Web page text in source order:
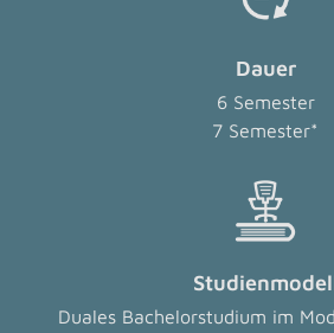
Dauer
6 Semester
7 Semester*
Duales Bachelorstudium im